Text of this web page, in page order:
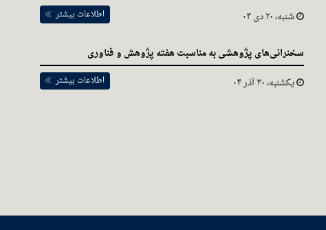
شنبه، ۲۰ دی ۰۴
اطلاعات بیشتر
سخنرانی‌های پژوهشی به مناسبت هفته پژوهش و فناوری
یکشنبه، ۳۰ آذر ۰۴
اطلاعات بیشتر